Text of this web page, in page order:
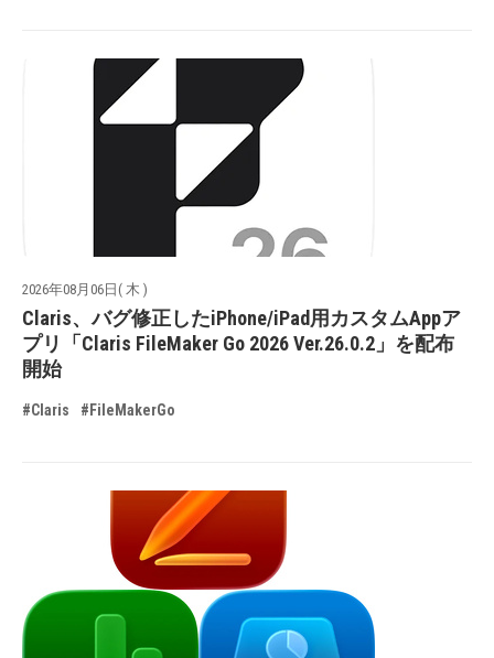
2026年08月06日( 木 )
Claris、バグ修正したiPhone/iPad用カスタムAppア
プリ「Claris FileMaker Go 2026 Ver.26.0.2」を配布
開始
#Claris #FileMakerGo